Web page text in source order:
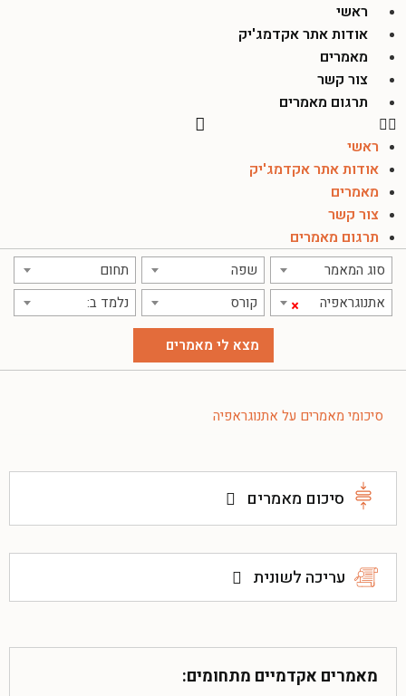
ראשי
אודות אתר אקדמג'יק
מאמרים
צור קשר
תרגום מאמרים
ראשי
אודות אתר אקדמג'יק
מאמרים
צור קשר
תרגום מאמרים
סוג המאמר שפה תחום
× אתנוגראפיה קורס נלמד ב:
סיכומי מאמרים על אתנוגראפיה
סיכום מאמרים
עריכה לשונית
מאמרים אקדמיים מתחומים: